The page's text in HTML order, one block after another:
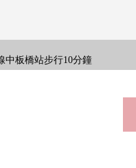
中板橋站步行10分鐘
平方公尺(約27.12坪)
型，容易討論家具的配置。
麼時候使用凈水。
做成復數的菜是由同時進行。
。
廁所覆蓋物或者墊子喜歡的氣
多方向進行外表檢查。
粉的季節，深夜的洗衣。
的空間，能要。
簡單的裝修設計。根據愛好以
的建設。
者愛好的空間作為存儲空間。
歡的味道的室內裝飾。
及日用品的存貨的保管。好像
LDK。
覺清醒。
的早晨從這裡起動。
趣,歡迎請隨時聯繫我們。
。的居住地。
的時候請一定和本公司聯系。
一定一回把腳搬到當地。
請隨時聯繫我們
，放過的好像沒什麼。營業時
260m)
能使用七銀行的ATM，多復印
(約260m)
品籌集是魅力的藥妝店。PB商
/9:30-22:00
時間/9:00-17:30※星期六，
不可能